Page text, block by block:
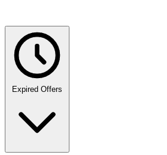
Expired Offers